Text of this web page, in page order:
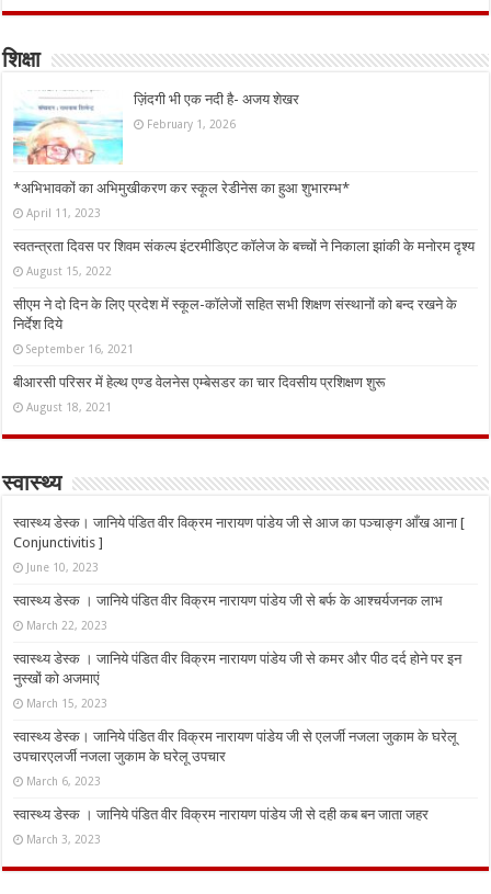
शिक्षा
ज़िंदगी भी एक नदी है- अजय शेखर
February 1, 2026
*अभिभावकों का अभिमुखीकरण कर स्कूल रेडीनेस का हुआ शुभारम्भ*
April 11, 2023
स्वतन्त्रता दिवस पर शिवम संकल्प इंटरमीडिएट कॉलेज के बच्चों ने निकाला झांकी के मनोरम दृश्य
August 15, 2022
सीएम ने दो दिन के लिए प्रदेश में स्कूल-कॉलेजों सहित सभी शिक्षण संस्थानों को बन्द रखने के
निर्देश दिये
September 16, 2021
बीआरसी परिसर में हेल्थ एण्ड वेलनेस एम्बेसडर का चार दिवसीय प्रशिक्षण शुरू
August 18, 2021
स्वास्थ्य
स्वास्थ्य डेस्क। जानिये पंडित वीर विक्रम नारायण पांडेय जी से आज का पञ्चाङ्ग आँख आना [
Conjunctivitis ]
June 10, 2023
स्वास्थ्य डेस्क । जानिये पंडित वीर विक्रम नारायण पांडेय जी से बर्फ के आश्चर्यजनक लाभ
March 22, 2023
स्वास्थ्य डेस्क । जानिये पंडित वीर विक्रम नारायण पांडेय जी से कमर और पीठ दर्द होने पर इन
नुस्‍खों को अजमाएं
March 15, 2023
स्वास्थ्य डेस्क। जानिये पंडित वीर विक्रम नारायण पांडेय जी से एलर्जी नजला जुकाम के घरेलू
उपचारएलर्जी नजला जुकाम के घरेलू उपचार
March 6, 2023
स्वास्थ्य डेस्क । जानिये पंडित वीर विक्रम नारायण पांडेय जी से दही कब बन जाता जहर
March 3, 2023